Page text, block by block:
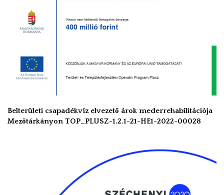
Belterületi csapadékvíz elvezető árok mederrehabilitációja
Mezőtárkányon TOP_PLUSZ-1.2.1-21-HE1-2022-00028